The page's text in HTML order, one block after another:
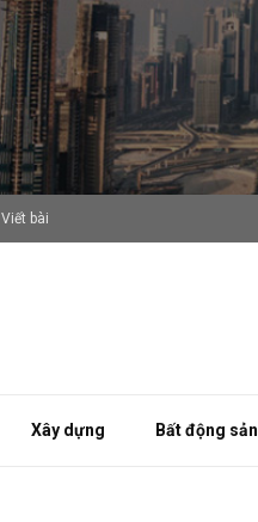
Xây dựng Bất động sản
Viết bài